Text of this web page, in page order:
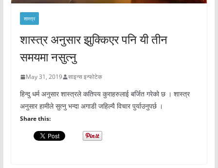
शास्त्र
शास्त्र अनुसार झुक्किएर पनि यी तीन
समयमा नसुत्नु
May 31, 2019 साइन्स इन्फोटेक
हिन्दु धर्म अनुसार शास्त्रले कतिपय कुराहरुलाई बर्जित गरेको छ । शास्त्र
अनुसार हामीले सुत्नु भन्दा अगाडी जहिल्यै विचार पुर्याउनुपर्छ ।
Share this: